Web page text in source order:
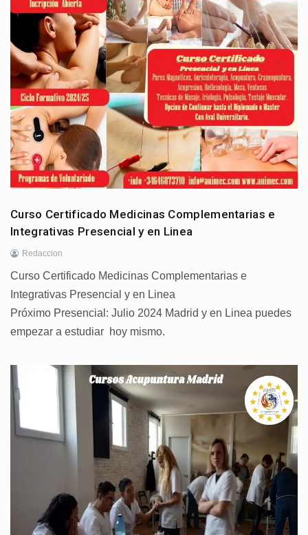
Curso Certificado Medicinas Complementarias e
Integrativas Presencial y en Linea
Redaccion
Curso Certificado Medicinas Complementarias e
Integrativas Presencial y en Linea
Próximo Presencial: Julio 2024 Madrid y en Linea puedes
empezar a estudiar hoy mismo.